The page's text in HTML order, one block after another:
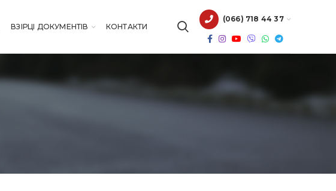
ВЗІРЦІ ДОКУМЕНТІВ КОНТАКТИ
(066) 718 44 37